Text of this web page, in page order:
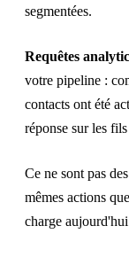
segmentées.
Requêtes
votre pipeline :
contacts ont été
réponse sur les
Ce ne sont pas
mêmes actions
charge